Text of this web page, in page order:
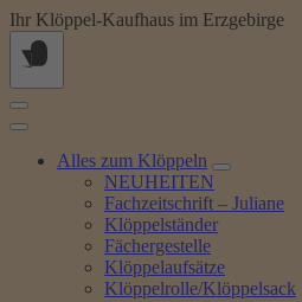
Springe
zum
Inhalt
Ihr Klöppel-Kaufhaus im Erzgebirge
Alles zum Klöppeln
NEUHEITEN
Fachzeitschrift – Juliane
Klöppelständer
Fächergestelle
Klöppelaufsätze
Klöppelrolle/Klöppelsack